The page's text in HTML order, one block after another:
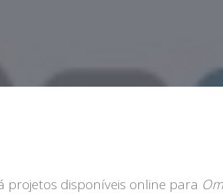
projetos disponíveis online para